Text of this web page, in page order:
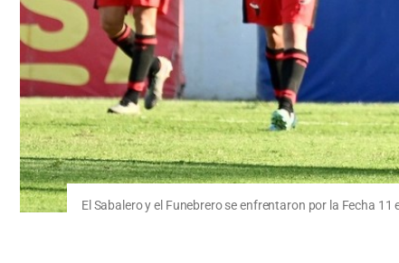
El Sabalero y el Funebrero se enfrentaron por la Fecha